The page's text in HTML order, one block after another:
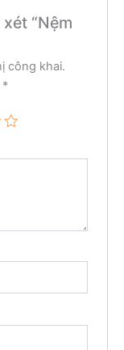
“Nệm
công khai.
*